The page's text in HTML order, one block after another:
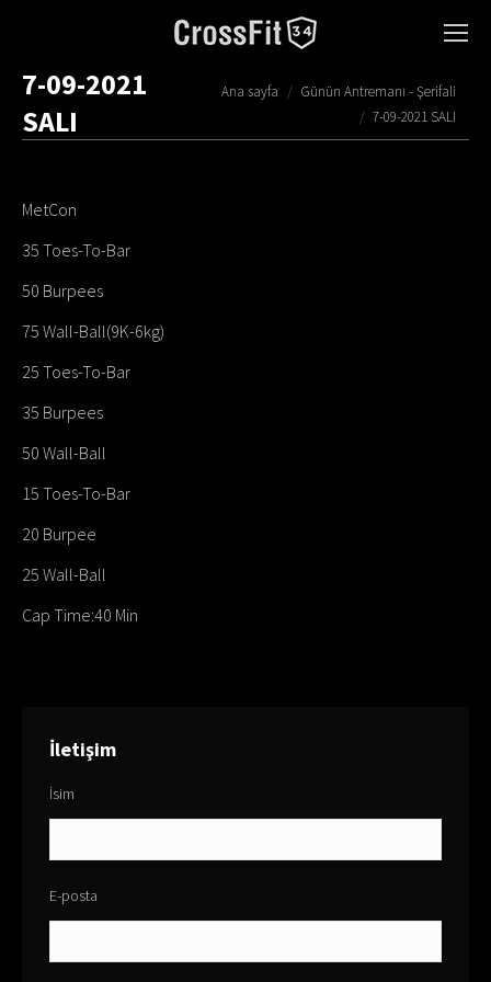
7-09-2021
SALI
You are here:
Ana sayfa
Günün Antremanı - Şerifali
7-09-2021 SALI
MetCon
35 Toes-To-Bar
50 Burpees
75 Wall-Ball(9K-6kg)
25 Toes-To-Bar
35 Burpees
50 Wall-Ball
15 Toes-To-Bar
20 Burpee
25 Wall-Ball
Cap Time:40 Min
İletişim
İsim
E-posta